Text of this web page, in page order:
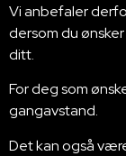
Vi anbefaler
dersom du
ditt.
For deg som
gangavstand.
Det kan også